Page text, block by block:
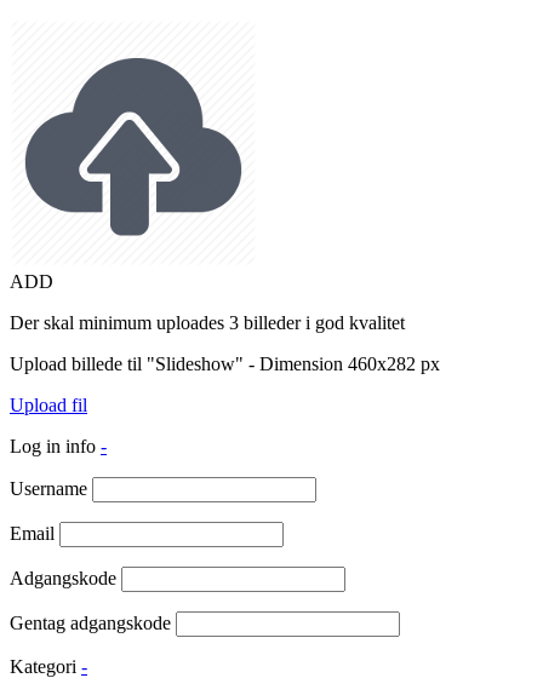
ADD
Der skal minimum uploades 3 billeder i god kvalitet
Upload billede til "Slideshow" - Dimension 460x282 px
Upload fil
Log in info -
Username
Email
Adgangskode
Gentag adgangskode
Kategori -